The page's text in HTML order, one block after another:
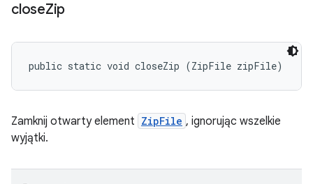
closeZip
public static void closeZip (ZipFile zipFile)
Zamknij otwarty element ZipFile , ignorując wszelkie
wyjątki.